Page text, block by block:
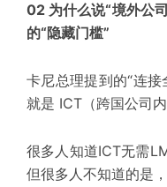
02 为什么说“境外公
的“隐藏门槛”
卡尼总理提到的“连
就是 ICT（跨国公司
很多人知道ICT无需
但很多人不知道的是，